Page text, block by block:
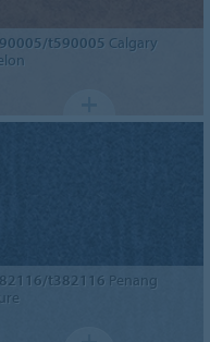
t590005 Calgary
t382116 Penang